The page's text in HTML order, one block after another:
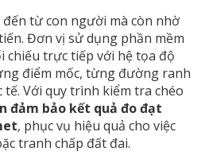
từ con người mà còn nhờ
Đơn vị sử dụng phần mềm
chiếu trực tiếp với hệ tọa độ
điểm mốc, từng đường ranh
Với quy trình kiểm tra chéo
đảm bảo kết quả đo đạt
, phục vụ hiệu quả cho việc
tranh chấp đất đai.